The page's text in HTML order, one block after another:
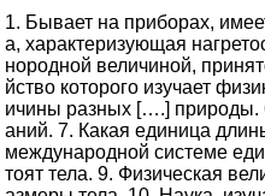
1. Бывает на приборах,
а, характеризующая
нородной величиной,
йство которого изучает
ичины разных [….] природы.
аний. 7. Какая единица
международной системе
тоят тела. 9. Физическая